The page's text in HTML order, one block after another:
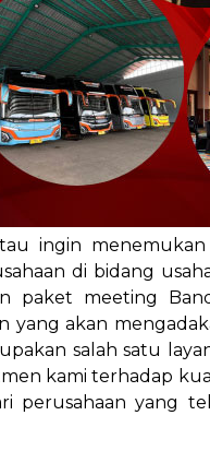
ingin
di bidang
paket meeting
akan
salah satu
kami terhadap
perusahaan yang